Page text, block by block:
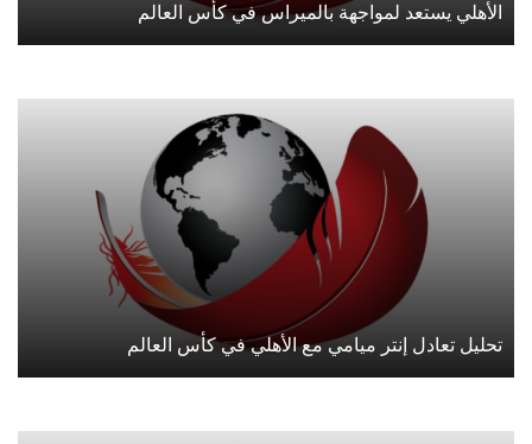
الأهلي يستعد لمواجهة بالميراس في كأس العالم
تحليل تعادل إنتر ميامي مع الأهلي في كأس العالم